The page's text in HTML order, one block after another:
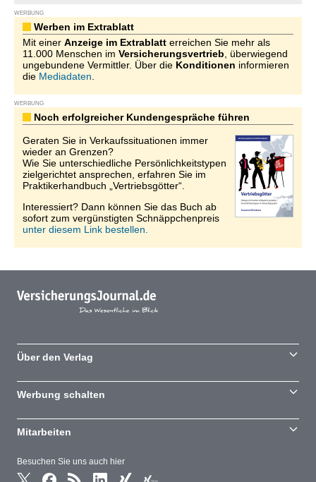
WERBUNG
Werben im Extrablatt
Mit einer Anzeige im Extrablatt erreichen Sie mehr als
11.000 Menschen im Versicherungsvertrieb , überwiegend
ungebundene Vermittler. Über die Konditionen informieren
die Mediadaten
WERBUNG
Noch erfolgreicher Kundengespräche führen
Geraten Sie in Verkaufssituationen immer
wieder an Grenzen?
Wie Sie unterschiedliche Persönlichkeitstypen
zielgerichtet ansprechen, erfahren Sie im
Praktikerhandbuch „Vertriebsgötter“.
Interessiert? Dann können Sie das Buch ab
sofort zum vergünstigten Schnäppchenpreis
unter diesem Link bestellen.
Besuchen Sie uns auch hier
Über den Verlag
Werbung schalten
Mitarbeiten